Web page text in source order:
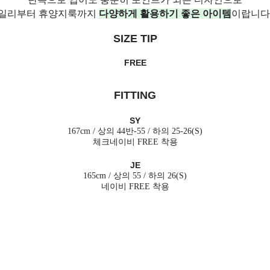
리부터 휴양지룩까지 다양하게 활용하기 좋은 아이템 이랍니
SIZE TIP
FREE
FITTING
SY
167cm / 상의 44반-55 / 하의 25-26(S)
체크네이비 FREE 착용
JE
165cm / 상의 55 / 하의 26(S)
네이비 FREE 착용